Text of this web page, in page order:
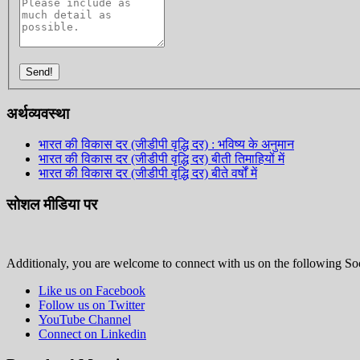
Send!
अर्थव्यवस्था
भारत की विकास दर (जीडीपी वृद्धि दर) : भविष्य के अनुमान
भारत की विकास दर (जीडीपी वृद्धि दर) बीती तिमाहियों में
भारत की विकास दर (जीडीपी वृद्धि दर) बीते वर्षों में
सोशल मीडिया पर
Additionaly, you are welcome to connect with us on the following
Like us on Facebook
Follow us on Twitter
YouTube Channel
Connect on Linkedin